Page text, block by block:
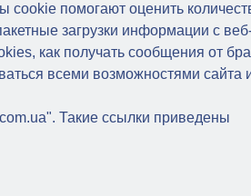
помогают оценить
загрузки информации с
как получать сообщения от
всеми возможностями сайта
Такие ссылки приведены